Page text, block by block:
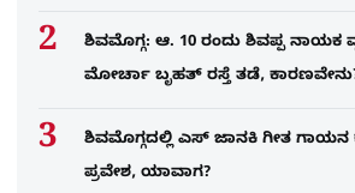
ಶಿವಮೊಗ್ಗ: ಆ. 10 ರಂದು ಶಿವಪ್ಪ ನಾಯಕ
ಮೋರ್ಚಾ ಬೃಹತ್ ರಸ್ತೆ ತಡೆ,
ಶಿವಮೊಗ್ಗದಲ್ಲಿ ಎಸ್​ ಜಾನಕಿ ಗೀತ
ಪ್ರವೇಶ, ಯಾವಾಗ?